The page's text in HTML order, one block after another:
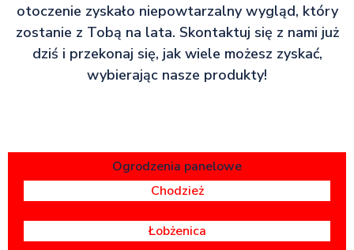
otoczenie zyskało niepowtarzalny wygląd, który
zostanie z Tobą na lata. Skontaktuj się z nami już
dziś i przekonaj się, jak wiele możesz zyskać,
wybierając nasze produkty!
Ogrodzenia panelowe
Chodzież
Łobżenica